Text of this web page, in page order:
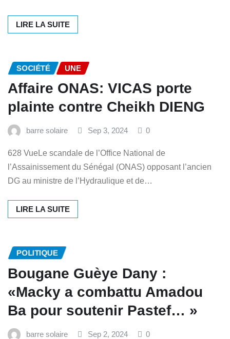
LIRE LA SUITE
SOCIÉTÉ UNE
Affaire ONAS: VICAS porte
plainte contre Cheikh DIENG
barre solaire Sep 3, 2024 0
628 VueLe scandale de l’Office National de
l’Assainissement du Sénégal (ONAS) opposant l’ancien
DG au ministre de l’Hydraulique et de…
LIRE LA SUITE
POLITIQUE
Bougane Guèye Dany :
«Macky a combattu Amadou
Ba pour soutenir Pastef… »
barre solaire Sep 2, 2024 0